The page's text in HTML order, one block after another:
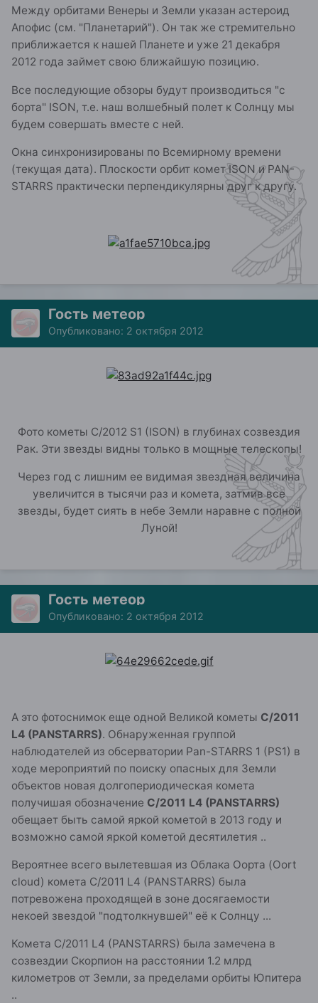
Между орбитами Венеры и Земли указан астероид
Апофис (см. "Планетарий"). Он так же стремительно
приближается к нашей Планете и уже 21 декабря
2012 года займет свою ближайшую позицию.
Все последующие обзоры будут производиться "с
борта" ISON, т.е. наш волшебный полет к Солнцу мы
будем совершать вместе с ней.
Окна синхронизированы по Всемирному времени
(текущая дата). Плоскости орбит комет ISON и PAN-
STARRS практически перпендикулярны друг к другу.
Гость метеор
Опубликовано: 2 октября 2012
Фото кометы C/2012 S1 (ISON) в глубинах созвездия
Рак. Эти звезды видны только в мощные телескопы!
Через год с лишним ее видимая звездная величина
увеличится в тысячи раз и комета, затмив все
звезды, будет сиять в небе Земли наравне с полной
Луной!
Гость метеор
Опубликовано: 2 октября 2012
А это фотоснимок еще одной Великой кометы C/2011
L4 (PANSTARRS). Обнаруженная группой
наблюдателей из обсерватории Pan-STARRS 1 (PS1) в
ходе мероприятий по поиску опасных для Земли
объектов новая долгопериодическая комета
получишая обозначение C/2011 L4 (PANSTARRS)
обещает быть самой яркой кометой в 2013 году и
возможно самой яркой кометой десятилетия ..
Вероятнее всего вылетевшая из Облака Оорта (Oort
cloud) комета C/2011 L4 (PANSTARRS) была
потревожена проходящей в зоне досягаемости
некоей звездой "подтолкнувшей" её к Солнцу ...
Комета C/2011 L4 (PANSTARRS) была замечена в
созвездии Скорпион на расстоянии 1.2 млрд
километров от Земли, за пределами орбиты Юпитера
..